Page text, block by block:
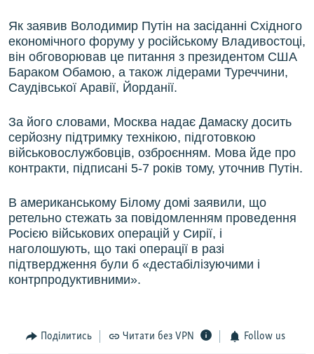
Як заявив Володимир Путін на засіданні Східного
економічного форуму у російському Владивостоці,
він обговорював це питання з президентом США
Бараком Обамою, а також лідерами Туреччини,
Саудівської Аравії, Йорданії.
За його словами, Москва надає Дамаску досить
серйозну підтримку технікою, підготовкою
військовослужбовців, озброєнням. Мова йде про
контракти, підписані 5-7 років тому, уточнив Путін.
В американському Білому домі заявили, що
ретельно стежать за повідомленням проведення
Росією військових операцій у Сирії, і
наголошують, що такі операції в разі
підтвердження були б «дестабілізуючими і
контрпродуктивними».
Поділитись Читати без VPN Follow us